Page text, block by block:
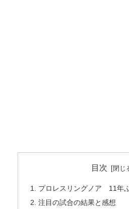
目次
プロレスリングノア 11年
注目の試合の結果と感想